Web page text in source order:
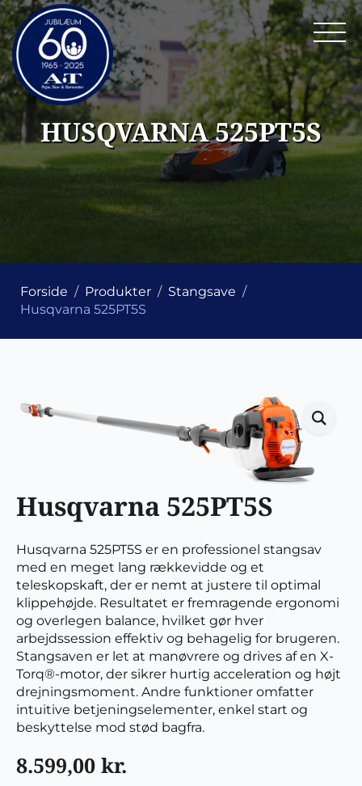
HUSQVARNA 525PT5S
Forside Produkter
Stangsave
Husqvarna 525PT5S
Husqvarna 525PT5S
Husqvarna 525PT5S er en professionel stangsav
med en meget lang rækkevidde og et
teleskopskaft, der er nemt at justere til optimal
klippehøjde. Resultatet er fremragende ergonomi
og overlegen balance, hvilket gør hver
arbejdssession effektiv og behagelig for brugeren.
Stangsaven er let at manøvrere og drives af en X-
Torq®-motor, der sikrer hurtig acceleration og højt
drejningsmoment. Andre funktioner omfatter
intuitive betjeningselementer, enkel start og
beskyttelse mod stød bagfra.
8.599,00 kr.